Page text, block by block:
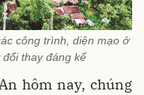
công trình, diện mạo ở
thay đáng kể
hôm nay, chúng